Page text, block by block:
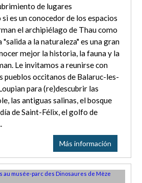
de lugares
es un conocedor de los espacios
el archipiélago de Thau como
"salida a la naturaleza" es una gran
mejor la historia, la fauna y la
Le invitamos a reunirse con
pueblos occitanos de Balaruc-les-
para (re)descubrir las
las antiguas salinas, el bosque
de Saint-Félix, el golfo de
Más información